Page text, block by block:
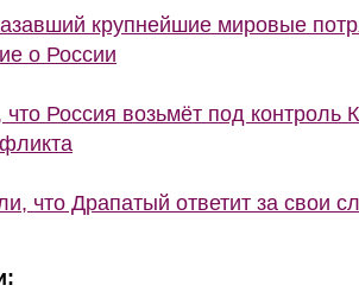
крупнейшие мировые
о России
Россия возьмёт под контроль
что Драпатый ответит за свои